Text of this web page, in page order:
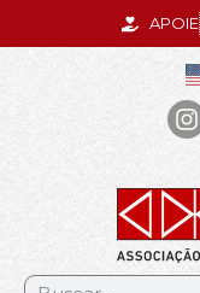
APOIE